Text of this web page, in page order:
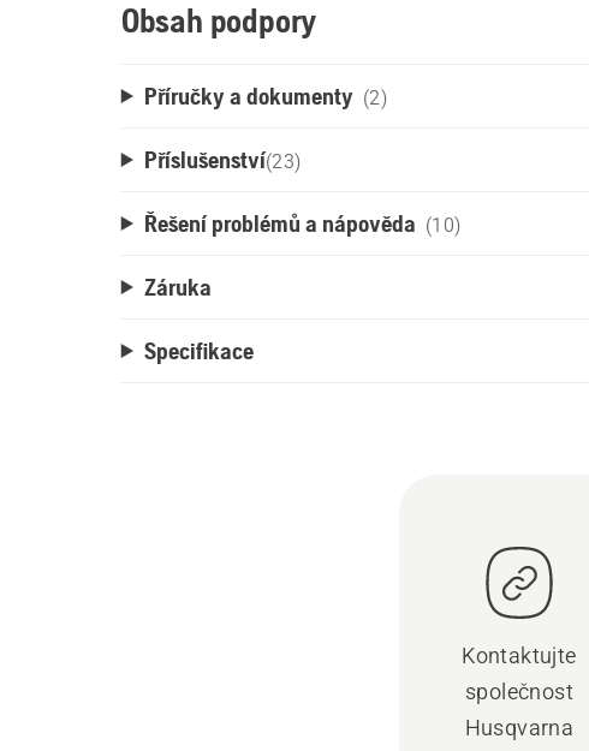
Obsah podpory
Příručky a dokumenty (2)
Příslušenství(23)
Řešení problémů a nápověda (10)
Záruka
Specifikace
Kontaktujte
společnost
Husqvarna